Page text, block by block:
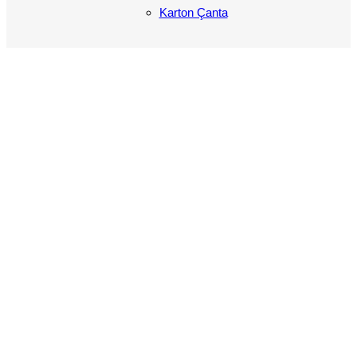
Karton Çanta